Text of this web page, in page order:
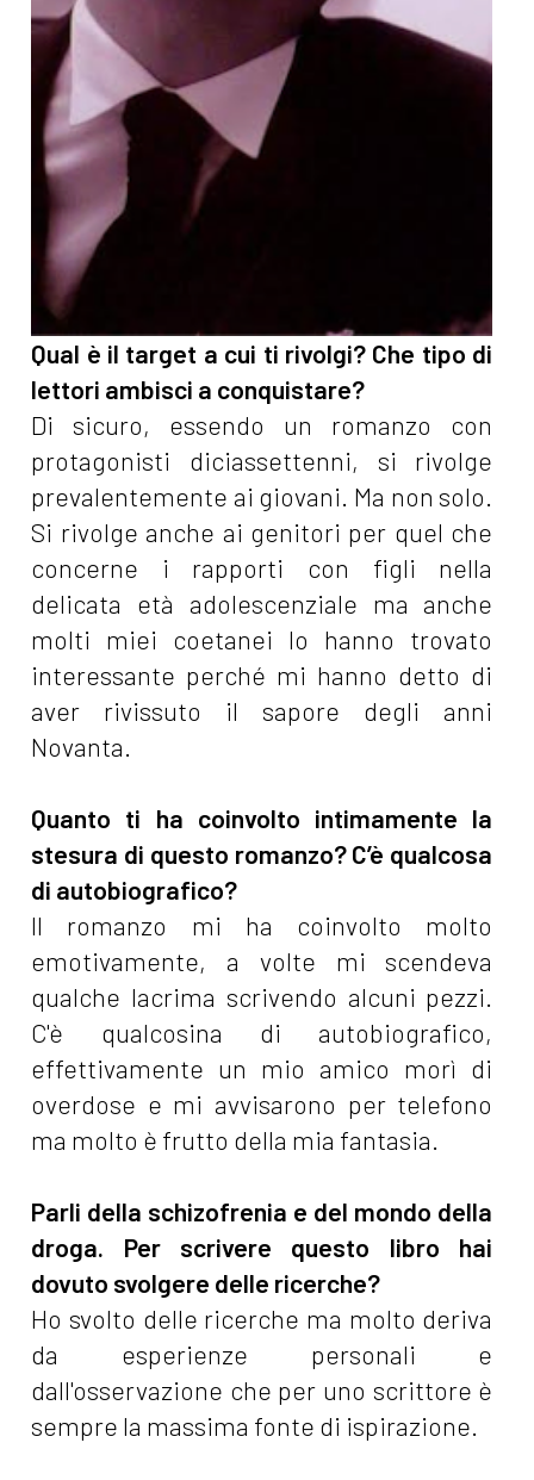
Qual è il target a cui ti rivolgi? Che tipo di
lettori ambisci a conquistare?
Di sicuro, essendo un romanzo con
protagonisti diciassettenni, si rivolge
prevalentemente ai giovani. Ma non solo.
Si rivolge anche ai genitori per quel che
concerne i rapporti con figli nella
delicata età adolescenziale ma anche
molti miei coetanei lo hanno trovato
interessante perché mi hanno detto di
aver rivissuto il sapore degli anni
Novanta.
Quanto ti ha coinvolto intimamente la
stesura di questo romanzo? C’è qualcosa
di autobiografico?
Il romanzo mi ha coinvolto molto
emotivamente, a volte mi scendeva
qualche lacrima scrivendo alcuni pezzi.
C'è qualcosina di autobiografico,
effettivamente un mio amico morì di
overdose e mi avvisarono per telefono
ma molto è frutto della mia fantasia.
Parli della schizofrenia e del mondo della
droga. Per scrivere questo libro hai
dovuto svolgere delle ricerche?
Ho svolto delle ricerche ma molto deriva
da esperienze personali e
dall'osservazione che per uno scrittore è
sempre la massima fonte di ispirazione.